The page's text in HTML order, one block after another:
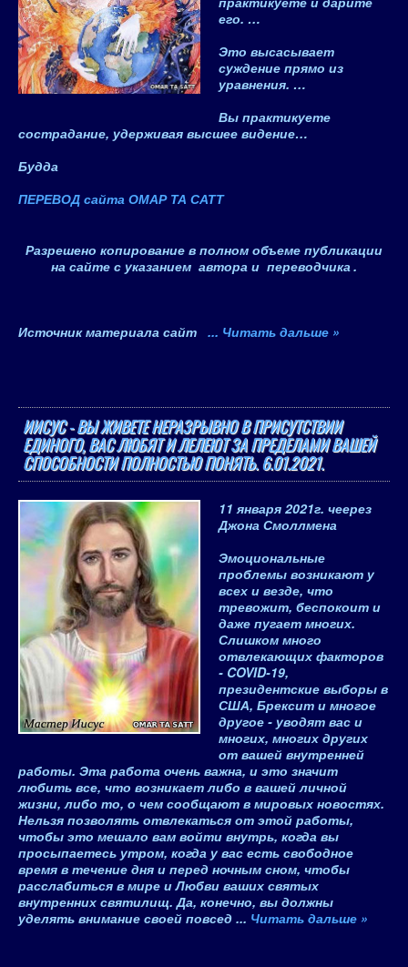
его. …
Это высасывает
суждение прямо из
уравнения. …
Вы практикуете
сострадание, удерживая высшее видение…
Будда
ПЕРЕВОД сайта ОМАР ТА САТТ
Разрешено копирование в полном объеме публикации
на сайте с указанием автора и переводчика.
Источник материала сайт ... Читать дальше »
ИИСУС - ВЫ ЖИВЕТЕ НЕРАЗРЫВНО В ПРИСУТСТВИИ
ЕДИНОГО, ВАС ЛЮБЯТ И ЛЕЛЕЮТ ЗА ПРЕДЕЛАМИ ВАШЕЙ
СПОСОБНОСТИ ПОЛНОСТЬЮ ПОНЯТЬ. 6.01.2021.
11 января 2021г. чеерез
Джона Смоллмена
Эмоциональные
проблемы возникают у
всех и везде, что
тревожит, беспокоит и
даже пугает многих.
Слишком много
отвлекающих факторов
- COVID-19,
президентские выборы в
США, Брексит и многое
другое - уводят вас и
многих, многих других
от вашей внутренней
работы. Эта работа очень важна, и это значит
любить все, что возникает либо в вашей личной
жизни, либо то, о чем сообщают в мировых новостях.
Нельзя позволять отвлекаться от этой работы,
чтобы это мешало вам войти внутрь, когда вы
просыпаетесь утром, когда у вас есть свободное
время в течение дня и перед ночным сном, чтобы
расслабиться в мире и Любви ваших святых
внутренних святилищ. Да, конечно, вы должны
уделять внимание своей повсед ... Читать дальше »